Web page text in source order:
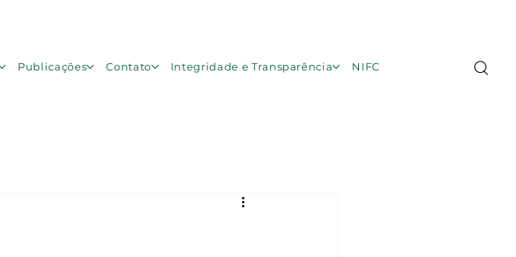
Publicações Contato Integridade e Transparência NIFC